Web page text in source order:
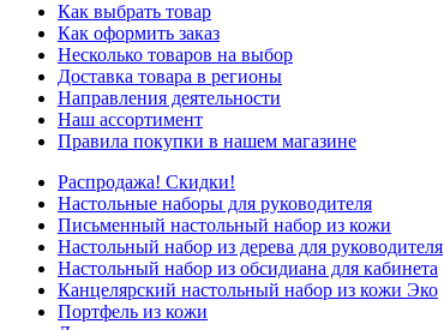
Как выбрать товар
Как оформить заказ
Несколько товаров на выбор
Доставка товара в регионы
Направления деятельности
Наш ассортимент
Правила покупки в нашем магазине
Распродажа! Скидки!
Настольные наборы для руководителя
Письменный настольный набор из кожи
Настольный набор из дерева для руководителя
Настольный набор из обсидиана для кабинета
Канцелярский настольный набор из кожи Эко
Портфель из кожи